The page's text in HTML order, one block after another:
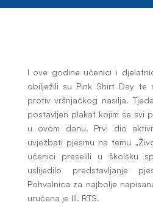
I ove godine učenici i
obilježili su Pink Shirt Day te
protiv vršnjačkog nasilja.
postavljen plakat kojim se svi
u ovom danu. Prvi dio
uvježbati pjesmu na temu
učenici preselili u školsku
uslijedilo predstavljanje
Pohvalnica za najbolje
uručena je III. RTS.